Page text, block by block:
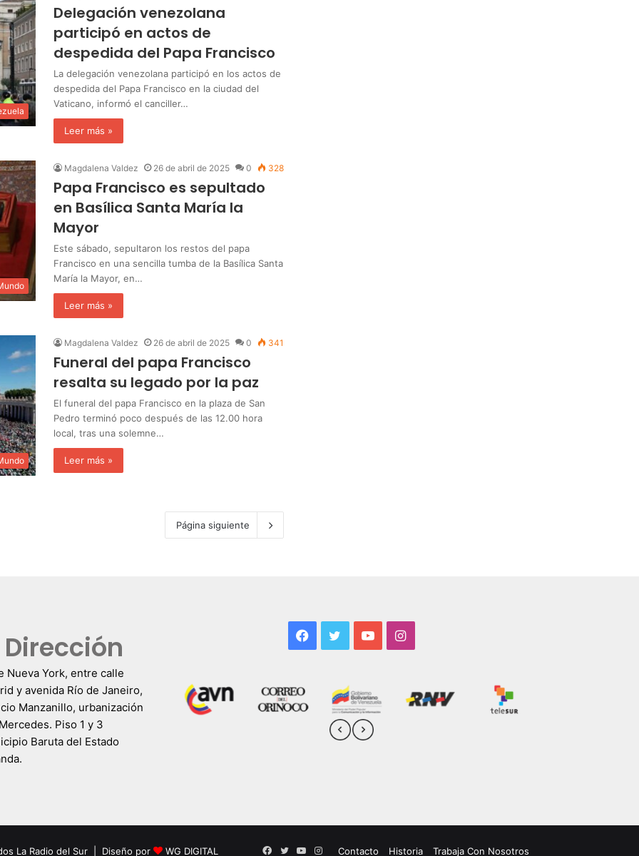
Delegación venezolana
participó en actos de
despedida del Papa Francisco
La delegación venezolana participó en los actos de
despedida del Papa Francisco en la ciudad del
Vaticano, informó el canciller…
Leer más »
Magdalena Valdez 26 de abril de 2025 0 328
Papa Francisco es sepultado
en Basílica Santa María la
Mayor
Este sábado, sepultaron los restos del papa
Francisco en una sencilla tumba de la Basílica Santa
María la Mayor, en…
Leer más »
Magdalena Valdez 26 de abril de 2025 0 341
Funeral del papa Francisco
resalta su legado por la paz
El funeral del papa Francisco en la plaza de San
Pedro terminó poco después de las 12.00 hora
local, tras una solemne…
Leer más »
Página siguiente
Dirección
Nueva York, entre calle
y avenida Río de Janeiro,
Manzanillo, urbanización
Piso 1 y 3
Baruta del Estado
Facebook
TwitterYouTubeInstagram
La Radio del Sur | Diseño por WG DIGITAL Contacto Historia Trabaja Con Nosotros
Facebook
TwitterYouTube
Instagram